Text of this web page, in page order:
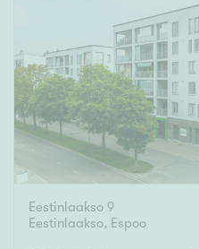
Eestinlaakso 9
Eestinlaakso, Espoo